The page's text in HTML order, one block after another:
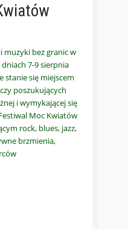
muzyki bez granic w
7-9 sierpnia
stanie się miejscem
poszukujących
i wymykającej się
Moc Kwiatów
rock, blues, jazz,
brzmienia,